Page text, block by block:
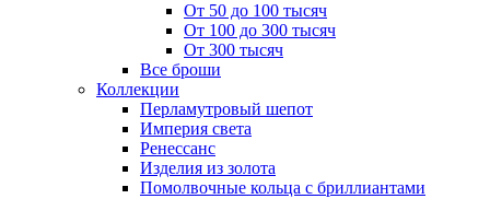
От 50 до 100 тысяч
От 100 до 300 тысяч
От 300 тысяч
Все броши
Коллекции
Перламутровый шепот
Империя света
Ренессанс
Изделия из золота
Помолвочные кольца с бриллиантами